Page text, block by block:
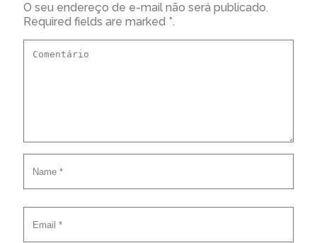
O seu endereço de e-mail não será publicado.
Required fields are marked *.